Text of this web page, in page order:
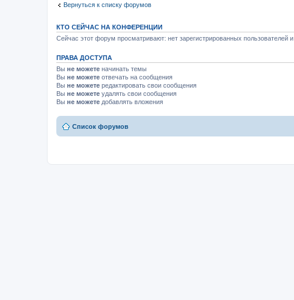
Вернуться к списку форумов
КТО СЕЙЧАС НА КОНФЕРЕНЦИИ
Сейчас этот форум просматривают: нет зарегистрированных пользователей и
ПРАВА ДОСТУПА
Вы не можете начинать темы
Вы не можете отвечать на сообщения
Вы не можете редактировать свои сообщения
Вы не можете удалять свои сообщения
Вы не можете добавлять вложения
Список форумов